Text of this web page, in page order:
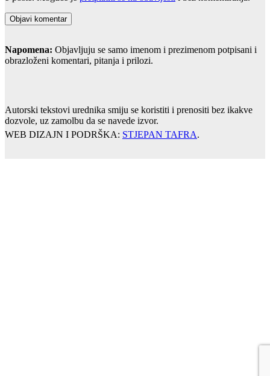
Napomena: Objavljuju se samo imenom i prezimenom potpisani i
obrazloženi komentari, pitanja i prilozi.
Autorski tekstovi urednika smiju se koristiti i prenositi bez ikakve
dozvole, uz zamolbu da se navede izvor.
WEB DIZAJN I PODRŠKA: STJEPAN TAFRA.